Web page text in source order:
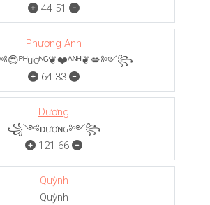
44 51
Phương Anh
64 33
Dương
꧁༺ᴅươɴԍ༻꧂
121 66
Quỳnh
Quỳnh